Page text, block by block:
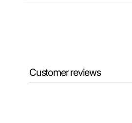
Customer reviews